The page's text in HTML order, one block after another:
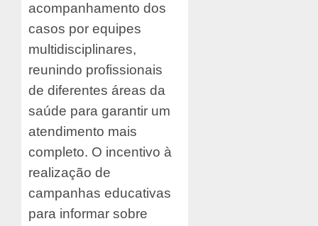
acompanhamento dos
casos por equipes
multidisciplinares,
reunindo profissionais
de diferentes áreas da
saúde para garantir um
atendimento mais
completo. O incentivo à
realização de
campanhas educativas
para informar sobre